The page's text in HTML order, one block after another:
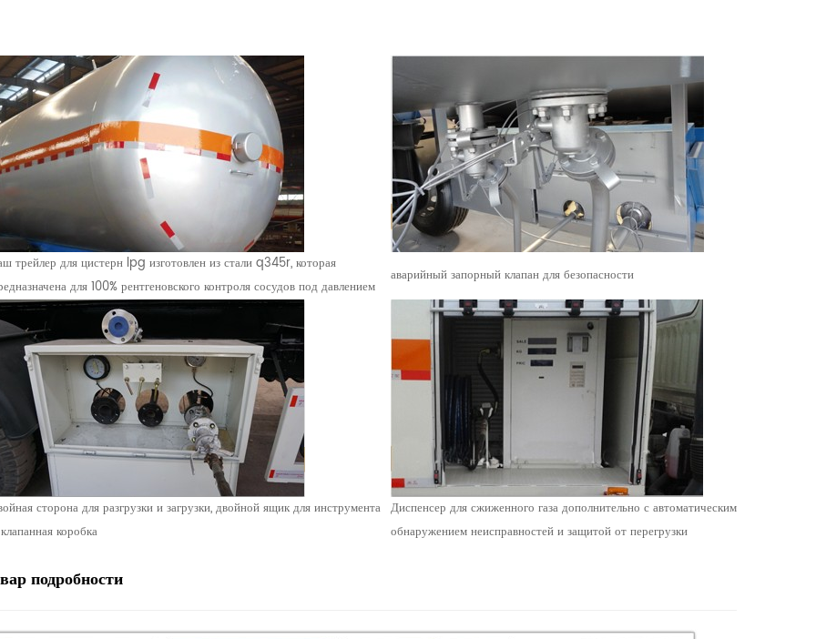
трейлер для цистерн lpg изготовлен из стали q345r, которая
для 100% рентгеновского контроля сосудов под давлением
аварийный запорный клапан для безопасности
сторона для разгрузки и загрузки, двойной ящик для инструмента
коробка
Диспенсер для сжиженного газа дополнительно с автоматическим
обнаружением неисправностей и защитой от перегрузки
подробности